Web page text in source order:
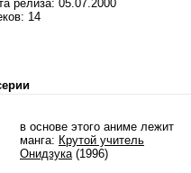
релиза: 05.07.2000
14
в основе этого аниме лежит
манга: Крутой учитель
Онидзука(1996)